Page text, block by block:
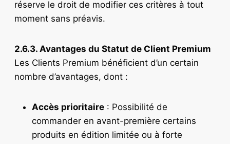
réserve le droit de modifier ces critères à tout
moment sans préavis.
2.6.3. Avantages du Statut de Client Premium
Les Clients Premium bénéficient d’un certain
nombre d’avantages, dont :
Accès prioritaire : Possibilité de
commander en avant-première certains
produits en édition limitée ou à forte